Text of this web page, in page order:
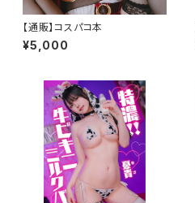
【通販】コスパコ本
¥5,000